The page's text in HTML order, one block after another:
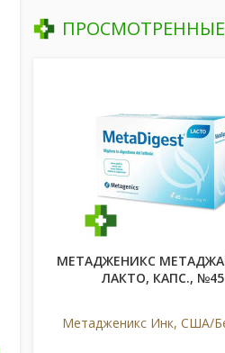
МЕТАДЖЕНИКС
ЛАКТО, КАПС., №45
Метадженикс Инк, США/